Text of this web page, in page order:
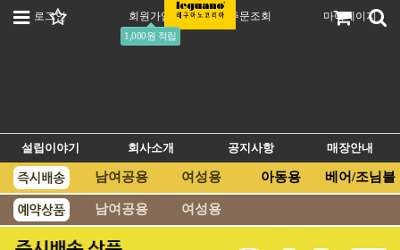
로그인 회원가입
1,000원 적립
주문조회 마이페이지
설립이야기 회사소개 공지사항 매장안내
남여공용 여성용 아동용 베어/조님블
남여공용 여성용